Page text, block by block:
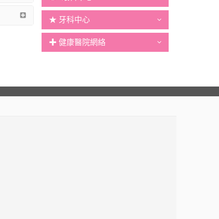
★ 牙科中心
✚ 健康醫院網絡